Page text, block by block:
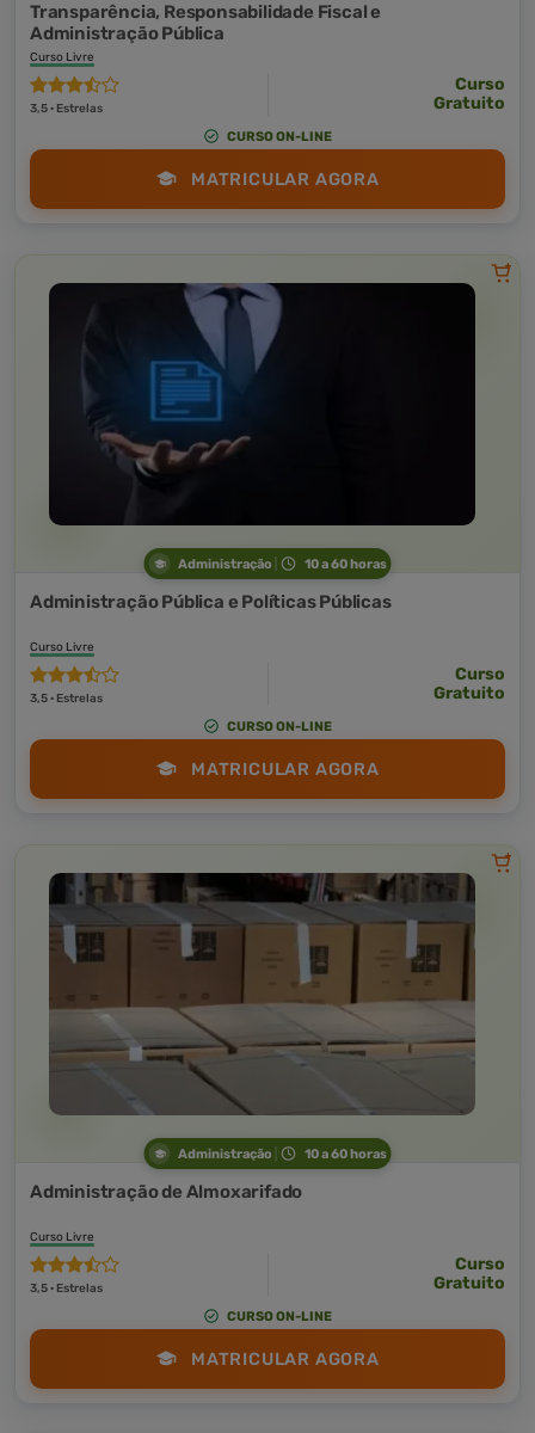
Transparência, Responsabilidade Fiscal e
Administração Pública
Curso Livre
3,5 · Estrelas
Curso
Gratuito
CURSO ON-LINE
MATRICULAR AGORA
Administração 10 a 60 horas
Administração Pública e Políticas Públicas
Curso Livre
3,5 · Estrelas
Curso
Gratuito
CURSO ON-LINE
MATRICULAR AGORA
Administração 10 a 60 horas
Administração de Almoxarifado
Curso Livre
3,5 · Estrelas
Curso
Gratuito
CURSO ON-LINE
MATRICULAR AGORA